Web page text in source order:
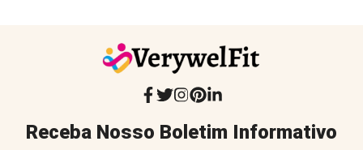
Receba Nosso Boletim Informativo